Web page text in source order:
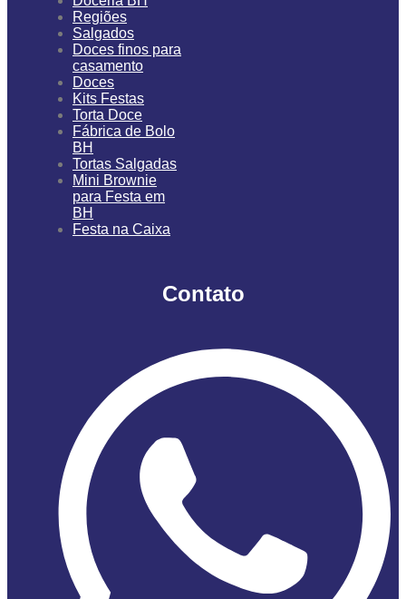
Regiões
Salgados
Doces finos para
casamento
Doces
Kits Festas
Torta Doce
Fábrica de Bolo
BH
Tortas Salgadas
Mini Brownie
para Festa em
BH
Festa na Caixa
Contato